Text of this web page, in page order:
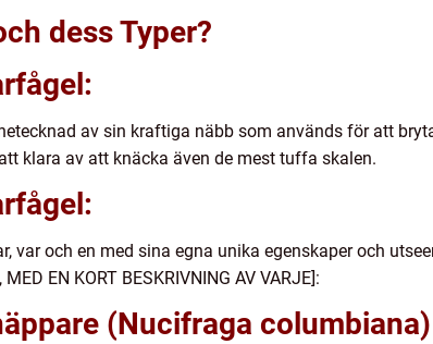
dess Typer?
av sin kraftiga näbb som används för att
klara av att knäcka även de mest tuffa skalen.
var och en med sina egna unika egenskaper och
EN KORT BESKRIVNING AV VARJE]:
(Nucifraga columbiana)